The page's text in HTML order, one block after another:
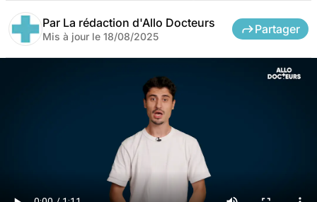
Par La rédaction d'Allo Docteurs
Mis à jour le 18/08/2025
Partager